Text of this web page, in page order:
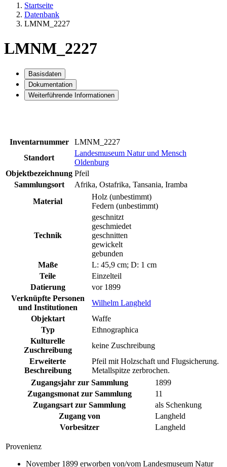
Startseite
Datenbank
LMNM_2227
LMNM_2227
Basisdaten
Dokumentation
Weiterführende Informationen
Inventarnummer
LMNM_2227
Standort
Landesmuseum Natur und Mensch
Oldenburg
Objektbezeichnung Pfeil
Sammlungsort
Afrika, Ostafrika, Tansania, Iramba
Material
Holz (unbestimmt)
Federn (unbestimmt)
Technik
geschnitzt
geschmiedet
geschnitten
gewickelt
gebunden
Maße
L: 45,9 cm; D: 1 cm
Teile
Einzelteil
Datierung
vor 1899
Verknüpfte Personen
und Institutionen
Wilhelm Langheld
Objektart
Waffe
Typ
Ethnographica
Kulturelle
Zuschreibung
keine Zuschreibung
Erweiterte
Beschreibung
Pfeil mit Holzschaft und Flugsicherung.
Metallspitze zerbrochen.
Zugangsjahr zur Sammlung
1899
Zugangsmonat zur Sammlung
11
Zugangsart zur Sammlung
als Schenkung
Zugang von
Langheld
Vorbesitzer
Langheld
Provenienz
November 1899 erworben von/vom Landesmuseum Natur